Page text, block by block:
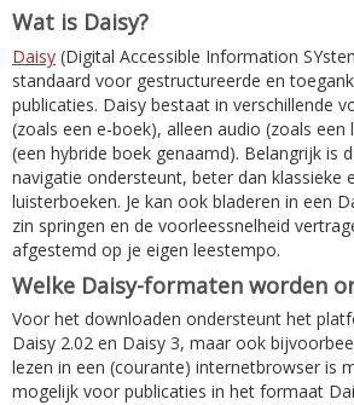
Wat is Daisy?
Daisy (Digital Accessible Information
standaard voor gestructureerde en
publicaties. Daisy bestaat in verschillende
(zoals een e-boek), alleen audio (zoals
(een hybride boek genaamd). Belangrijk is
navigatie ondersteunt, beter dan klassieke
luisterboeken. Je kan ook bladeren in een
zin springen en de voorleessnelheid
afgestemd op je eigen leestempo.
Welke Daisy-formaten worden
Voor het downloaden ondersteunt het
Daisy 2.02 en Daisy 3, maar ook
lezen in een (courante) internetbrowser is
mogelijk voor publicaties in het formaat